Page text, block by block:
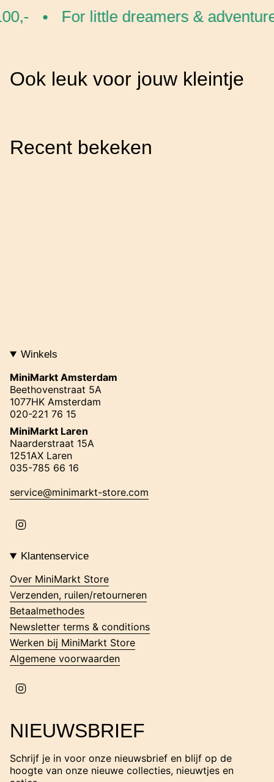
For little dreamers &
Ook leuk voor jouw kleintje
Recent bekeken
Winkels
MiniMarkt Amsterdam
Beethovenstraat 5A
1077HK Amsterdam
020-221 76 15
MiniMarkt Laren
Naarderstraat 15A
1251AX Laren
035-785 66 16
service@minimarkt-store.com
t
g
r
a
Klantenservice
Over MiniMarkt Store
Verzenden, ruilen/retourneren
Betaalmethodes
Newsletter terms & conditions
Werken bij MiniMarkt Store
Algemene voorwaarden
g
a
m
NIEUWSBRIEF
Schrijf je in voor onze nieuwsbrief en blijf op de
hoogte van onze nieuwe collecties, nieuwtjes en